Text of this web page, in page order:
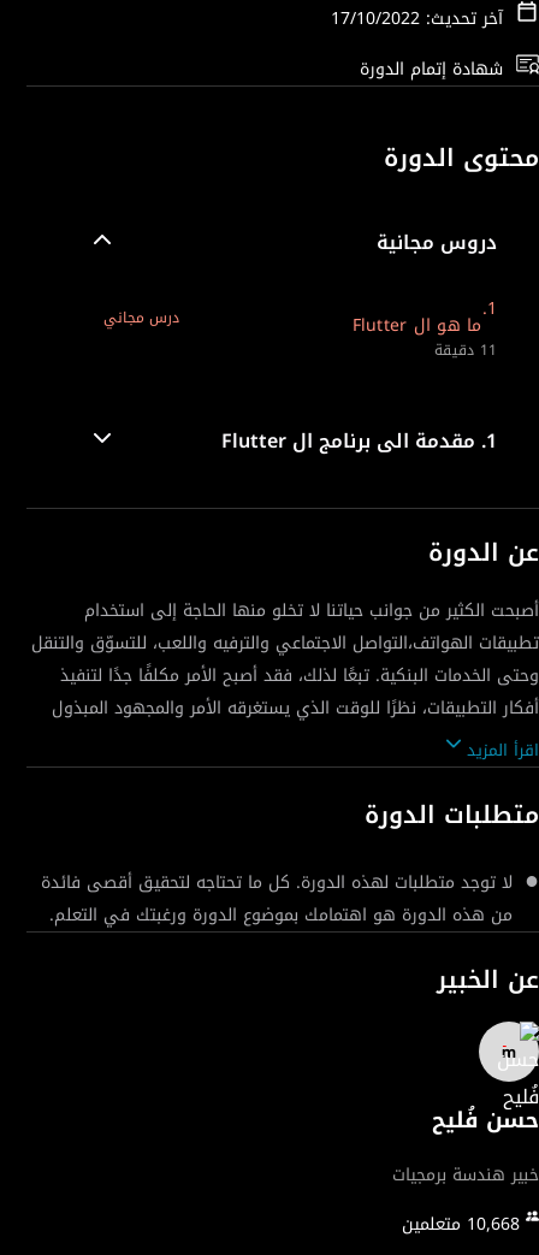
آخر تحديث: 17/10/2022
شهادة إتمام الدورة
محتوى الدورة
دروس مجانية
1.
ما هو ال Flutter
درس مجاني
11 دقيقة
1. مقدمة الى برنامج ال Flutter
عن الدورة
أصبحت الكثير من جوانب حياتنا لا تخلو منها الحاجة إلى استخدام
تطبيقات الهواتف،التواصل الاجتماعي والترفيه واللعب، للتسوّق والتنقل
وحتى الخدمات البنكية. تبعًا لذلك، فقد أصبح الأمر مكلفًا جدًا لتنفيذ
أفكار التطبيقات، نظرًا للوقت الذي يستغرقه الأمر والمجهود المبذول
في تطوير نسختين بقاعدة تعليمات برمجية مختلفة لكل من الأندرويد
وال iOS. ولذلك، إذا كنت مهتمًا بتعلم كيفية إنشاء التطبيقات باستخدام
بدءًا من الصفر.
اقرأ المزيد
متطلبات الدورة
لا توجد متطلبات لهذه الدورة. كل ما تحتاجه لتحقيق أقصى فائدة
من هذه الدورة هو اهتمامك بموضوع الدورة ورغبتك في التعلم.
عن الخبير
حسن فُليح
خبير هندسة برمجيات
10,668 متعلمين